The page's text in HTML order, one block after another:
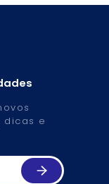
dicas e